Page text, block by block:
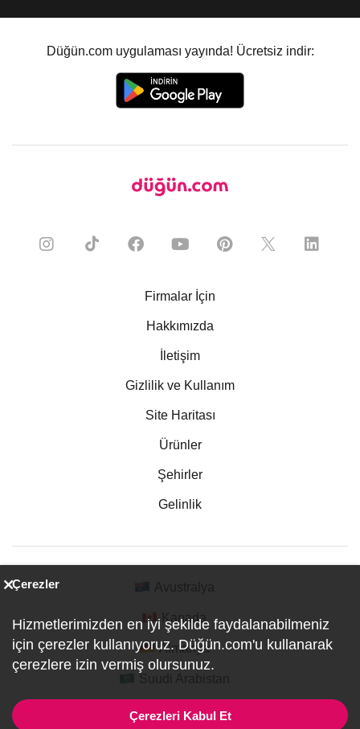
Düğün.com uygulaması yayında! Ücretsiz indir:
Firmalar İçin
Hakkımızda
İletişim
Gizlilik ve Kullanım
Site Haritası
Ürünler
Şehirler
Gelinlik
Kanada
Almanya
Çerezler
Hizmetlerimizden en iyi şekilde faydalanabilmeniz
için çerezler kullanıyoruz. Düğün.com'u kullanarak
çerezlere izin vermiş olursunuz.
Çerezleri Kabul Et